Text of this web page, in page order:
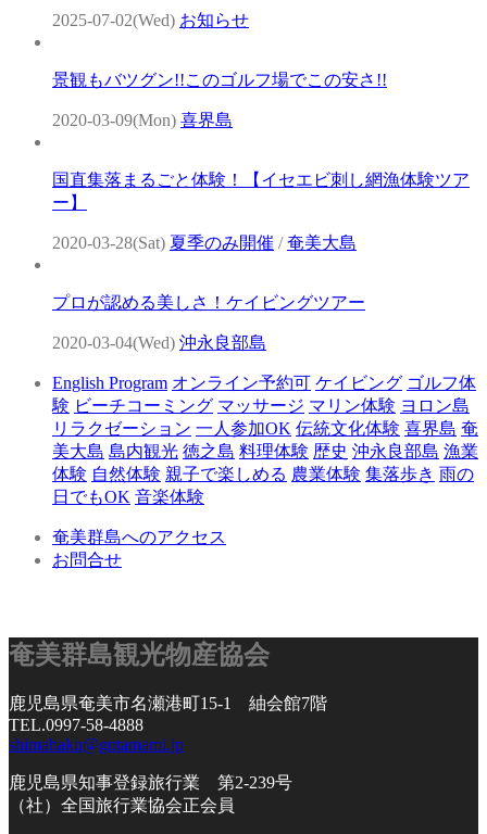
2025-07-02(Wed) お知らせ
景観もバツグン!!このゴルフ場でこの安さ!!
2020-03-09(Mon) 喜界島
国直集落まるごと体験！【イセエビ刺し網漁体験ツア
ー】
2020-03-28(Sat) 夏季のみ開催 /奄美大島
プロが認める美しさ！ケイビングツアー
2020-03-04(Wed) 沖永良部島
English Program オンライン予約可 ケイビング ゴルフ体
験 ビーチコーミング マッサージ マリン体験 ヨロン島
リラクゼーション 一人参加OK 伝統文化体験 喜界島 奄
美大島 島内観光 徳之島 料理体験 歴史 沖永良部島 漁業
体験 自然体験 親子で楽しめる 農業体験 集落歩き 雨の
日でもOK 音楽体験
奄美群島へのアクセス
お問合せ
奄美群島観光物産協会
鹿児島県奄美市名瀬港町15-1 紬会館7階
TEL.0997-58-4888
shimahaku@gntamami.jp
鹿児島県知事登録旅行業 第2-239号
（社）全国旅行業協会正会員